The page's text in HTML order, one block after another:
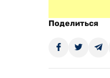
Поделиться